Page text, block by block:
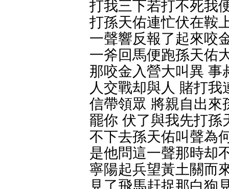
打我三下若打不死我
打孫天佑連忙伏在鞍
一聲響反報了起來咬
一斧回馬便跑孫天佑
那咬金入營大叫異 事
人交戰却與人 賭打
信帶領眾 將親自出來
罷你 伏了與我先打孫
不下去孫天佑叫聲為
是他問這一聲那時却
寧陽起兵望黃土關而
見了飛馬赶捉那白狗